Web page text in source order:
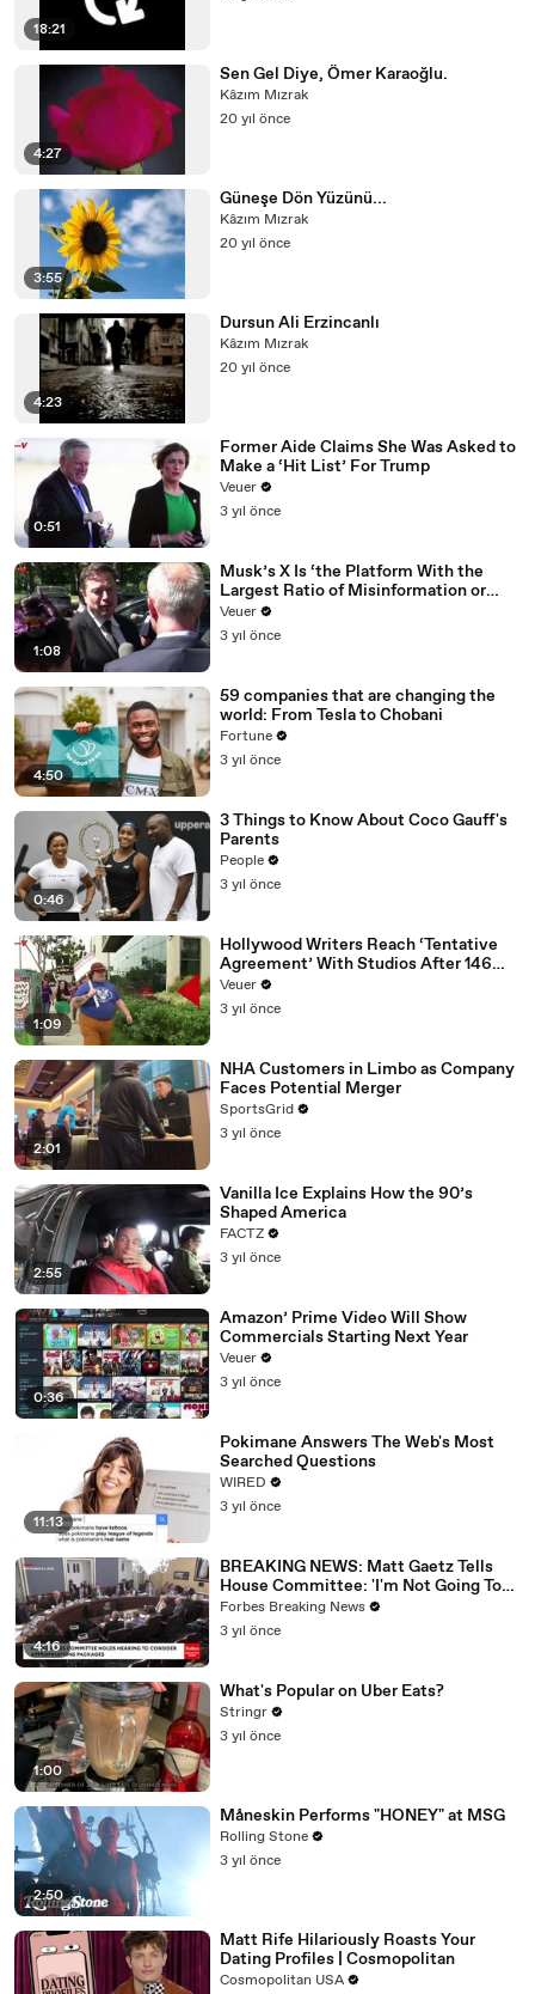
18:21
4:27
Sen Gel Diye, Ömer Karaoğlu.
Kâzım Mızrak
20 yıl önce
3:55
Güneşe Dön Yüzünü...
Kâzım Mızrak
20 yıl önce
4:23
Dursun Ali Erzincanlı
Kâzım Mızrak
20 yıl önce
0:51
Former Aide Claims She Was Asked to
Make a ‘Hit List’ For Trump
Veuer
3 yıl önce
1:08
Musk’s X Is ‘the Platform With the
Largest Ratio of Misinformation or
Disinformation’ Amongst All Social
Media Platforms
Veuer
3 yıl önce
4:50
59 companies that are changing the
world: From Tesla to Chobani
Fortune
3 yıl önce
0:46
3 Things to Know About Coco Gauff's
Parents
People
3 yıl önce
1:09
Hollywood Writers Reach ‘Tentative
Agreement’ With Studios After 146
Day Strike
Veuer
3 yıl önce
2:01
NHA Customers in Limbo as Company
Faces Potential Merger
SportsGrid
3 yıl önce
2:55
Vanilla Ice Explains How the 90’s
Shaped America
FACTZ
3 yıl önce
0:36
Amazon’ Prime Video Will Show
Commercials Starting Next Year
Veuer
3 yıl önce
11:13
Pokimane Answers The Web's Most
Searched Questions
WIRED
3 yıl önce
4:16
BREAKING NEWS: Matt Gaetz Tells
House Committee: 'I'm Not Going To
Vote For A Continuing Resolution'
Forbes Breaking News
3 yıl önce
1:00
What's Popular on Uber Eats?
Stringr
3 yıl önce
2:50
Måneskin Performs "HONEY" at MSG
Rolling Stone
3 yıl önce
Matt Rife Hilariously Roasts Your
Dating Profiles | Cosmopolitan
Cosmopolitan USA